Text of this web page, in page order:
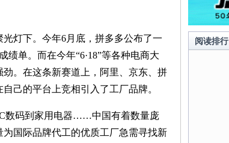
灯下。今年6月底，拼多多公布了一
绩单。而在今年“6·18”等各种电商大
。在这条新赛道上，阿里、京东、拼
己的平台上竞相引入了工厂品牌。
码到家用电器……中国有着数量庞
国际品牌代工的优质工厂急需寻找新
阅读排行